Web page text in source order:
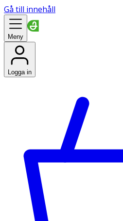
Gå till innehåll
Meny
Logga in